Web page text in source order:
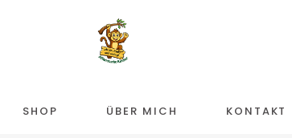
SHOP ÜBER MICH KONTAKT